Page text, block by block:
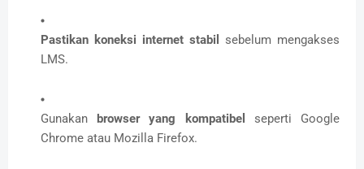
Pastikan koneksi internet stabil
sebelum mengakses
LMS.
Gunakanbrowser yang kompatibel
seperti Google
Chrome atau Mozilla Firefox.